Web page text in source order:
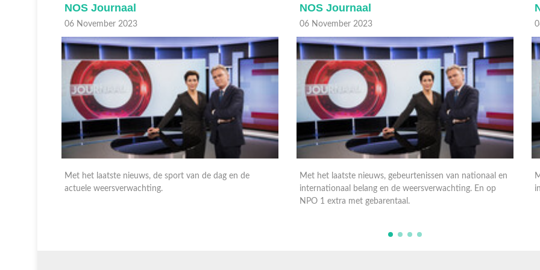
NOS Journaal
06 November 2023
Met het laatste nieuws, gebeurtenissen van nationaal en
internationaal belang en de weersverwachting. En op
NOS Journaal
06 November 2023
Met het laatste nieuws, gebeurtenissen van nationaal en
internationaal belang en de weersverwachting.